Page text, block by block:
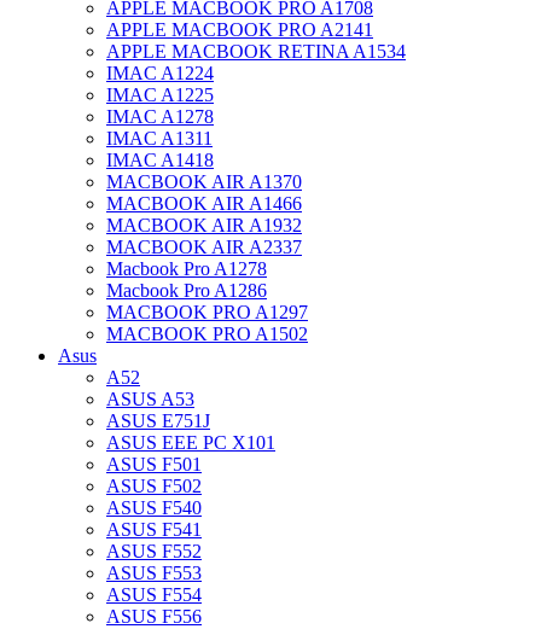
APPLE MACBOOK PRO A1708
APPLE MACBOOK PRO A2141
APPLE MACBOOK RETINA A1534
IMAC A1224
IMAC A1225
IMAC A1278
IMAC A1311
IMAC A1418
MACBOOK AIR A1370
MACBOOK AIR A1466
MACBOOK AIR A1932
MACBOOK AIR A2337
Macbook Pro A1278
Macbook Pro A1286
MACBOOK PRO A1297
MACBOOK PRO A1502
Asus
A52
ASUS A53
ASUS E751J
ASUS EEE PC X101
ASUS F501
ASUS F502
ASUS F540
ASUS F541
ASUS F552
ASUS F553
ASUS F554
ASUS F556